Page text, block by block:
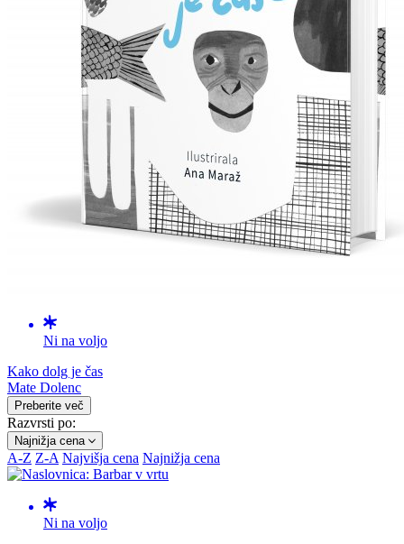
Ni na voljo
Kako dolg je čas
Mate Dolenc
Preberite več
Razvrsti po:
Najnižja cena
A-Z Z-A Najvišja cena Najnižja cena
Ni na voljo